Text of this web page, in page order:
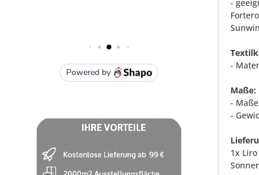
-
-
Maße:
-
-
1x